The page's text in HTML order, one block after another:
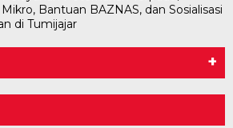
Bantuan BAZNAS, dan Sosialisasi
di Tumijajar
+